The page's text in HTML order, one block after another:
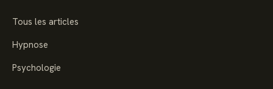
Tous les articles
Hypnose
Psychologie